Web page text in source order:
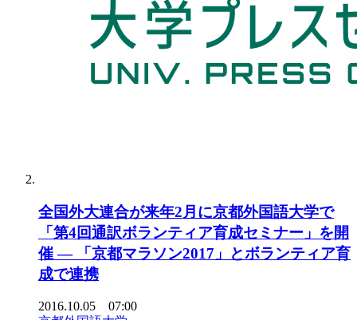
全国外大連合が来年2月に京都外国語大学で
「第4回通訳ボランティア育成セミナー」を開
催 — 「京都マラソン2017」とボランティア育
成で連携
2016.10.05 07:00